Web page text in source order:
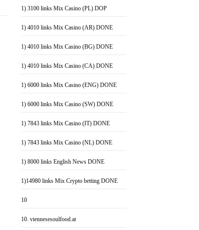
1) 3100 links Mix Casino (PL) DOP
1) 4010 links Mix Casino (AR) DONE
1) 4010 links Mix Casino (BG) DONE
1) 4010 links Mix Casino (CA) DONE
1) 6000 links Mix Casino (ENG) DONE
1) 6000 links Mix Casino (SW) DONE
1) 7843 links Mix Casino (IT) DONE
1) 7843 links Mix Casino (NL) DONE
1) 8000 links English News DONE
1)14980 links Mix Crypto betting DONE
10
10. viennesesoulfood.at